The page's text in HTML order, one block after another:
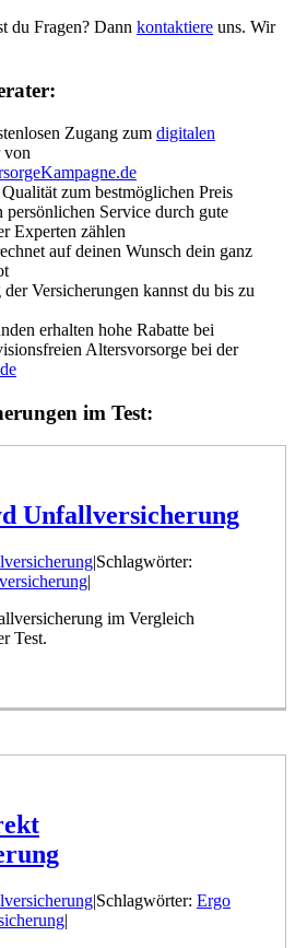
du Fragen? Dann kontaktiere uns. Wir
Zugang zum digitalen
von
zum bestmöglichen Preis
persönlichen Service durch gute
Experten zählen
auf deinen Wunsch dein ganz
Versicherungen kannst du bis zu
erhalten hohe Rabatte bei
Altersvorsorge bei der
im Test:
Unfallversicherung
|Schlagwörter:
|
im Vergleich
Test.
|Schlagwörter: Ergo
|